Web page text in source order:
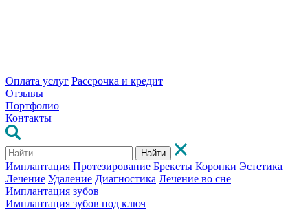
Оплата услуг Рассрочка и кредит
Отзывы
Портфолио
Контакты
Найти
Имплантация Протезирование Брекеты Коронки Эстетика
Лечение Удаление Диагностика Лечение во сне
Имплантация зубов
Имплантация зубов под ключ